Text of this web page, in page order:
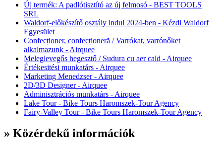
Új termék: A padlótisztító az új felmosó - BEST TOOLS
SRL
Waldorf-előkészítő osztály indul 2024-ben - Kézdi Waldorf
Egyesület
Confecționer, confecționeră / Varrókat, varrónőket
alkalmazunk - Airquee
Meleglevegős hegesztő / Sudura cu aer cald - Airquee
Értékesitési munkatárs - Airquee
Marketing Menedzser - Airquee
2D/3D Designer - Airquee
Adminisztrációs munkatárs - Airquee
Lake Tour - Bike Tours Haromszek-Tour Agency
Fairy-Valley Tour - Bike Tours Haromszek-Tour Agency
» Közérdekű információk